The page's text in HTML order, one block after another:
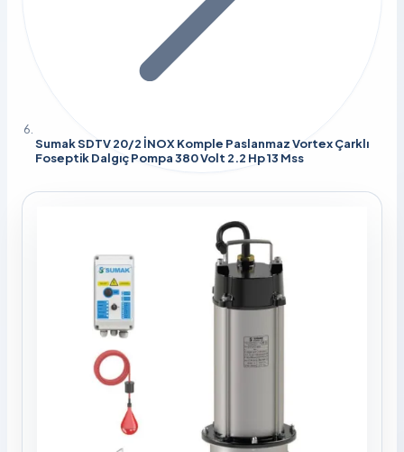
Sumak SDTV 20/2 İNOX Komple Paslanmaz Vortex Çarklı
Foseptik Dalgıç Pompa 380 Volt 2.2 Hp 13 Mss